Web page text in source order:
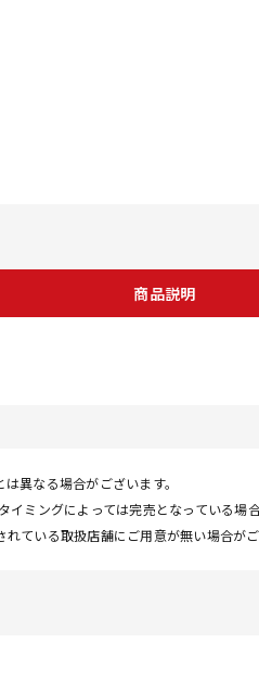
商品説明
異なる場合がございます。
ミングによっては完売となっている場合
ている取扱店舗にご用意が無い場合がご